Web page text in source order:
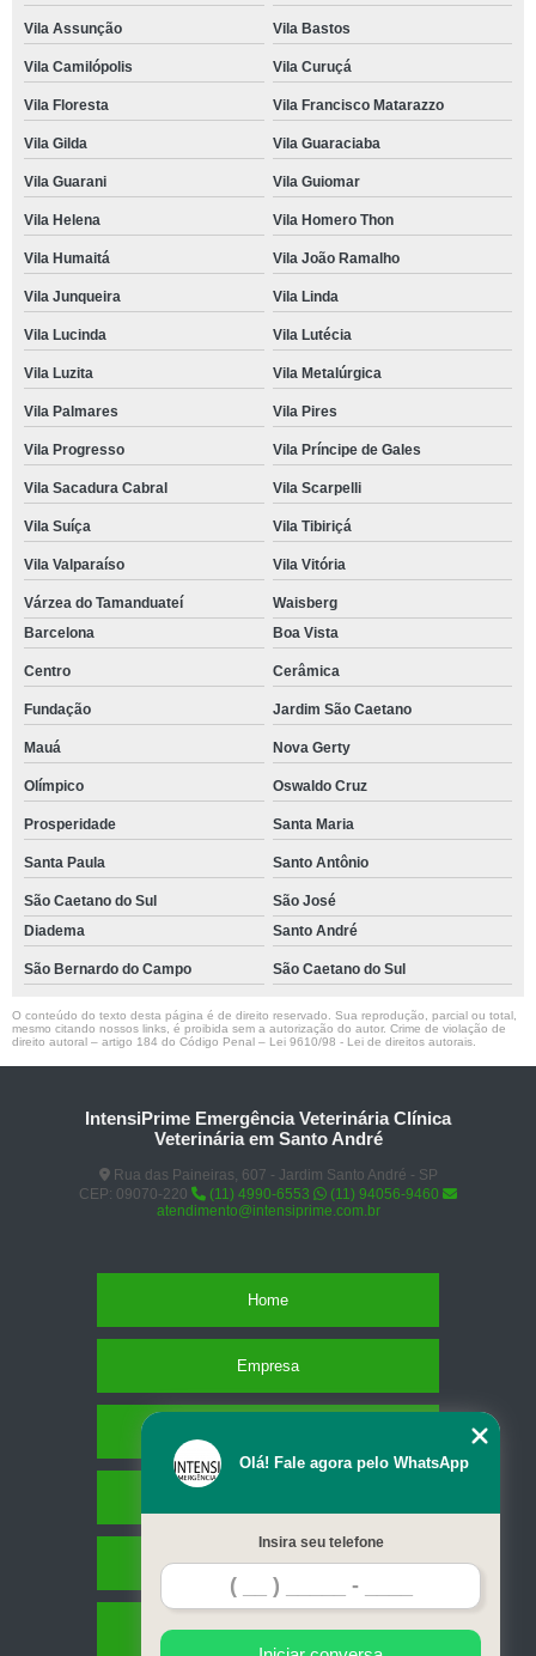
Vila Assunção Vila Bastos
Vila Camilópolis Vila Curuçá
Vila Floresta Vila Francisco Matarazzo
Vila Gilda Vila Guaraciaba
Vila Guarani Vila Guiomar
Vila Helena Vila Homero Thon
Vila Humaitá Vila João Ramalho
Vila Junqueira Vila Linda
Vila Lucinda Vila Lutécia
Vila Luzita Vila Metalúrgica
Vila Palmares Vila Pires
Vila Progresso Vila Príncipe de Gales
Vila Sacadura Cabral Vila Scarpelli
Vila Suíça Vila Tibiriçá
Vila Valparaíso Vila Vitória
Várzea do Tamanduateí
Waisberg
Barcelona
Boa Vista
Centro Cerâmica
Fundação Jardim São Caetano
Mauá Nova Gerty
Olímpico Oswaldo Cruz
Prosperidade Santa Maria
Santa Paula Santo Antônio
São Caetano do Sul
São José
Diadema
Santo André
São Bernardo do Campo São Caetano do Sul
O conteúdo do texto desta página é de direito reservado. Sua reprodução, parcial ou total,
mesmo citando nossos links, é proibida sem a autorização do autor. Crime de violação de
direito autoral – artigo 184 do Código Penal – Lei 9610/98 - Lei de direitos autorais
IntensiPrime Emergência Veterinária Clínica
Veterinária em Santo André
Rua das Paineiras, 607 - Jardim Santo André - SP
CEP: 09070-220
(11) 4990-6553
(11) 94056-9460
atendimento@intensiprime.com.br
Home
Empresa
Contato
Mapa do site
Olá! Fale agora pelo WhatsApp
Insira seu telefone